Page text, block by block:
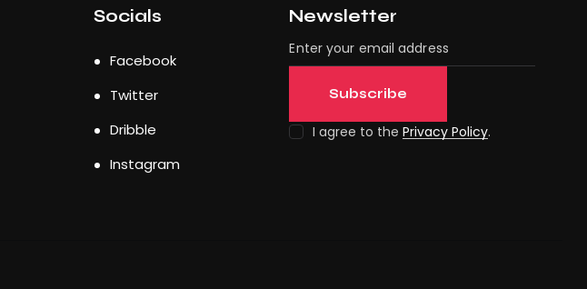
Socials
Facebook
Twitter
Dribble
Instagram
Newsletter
Subscribe
I agree to the Privacy Policy.